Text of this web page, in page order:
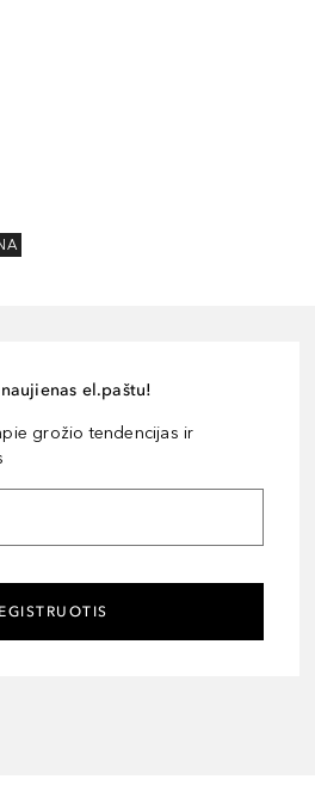
el.paštu!
grožio tendencijas ir